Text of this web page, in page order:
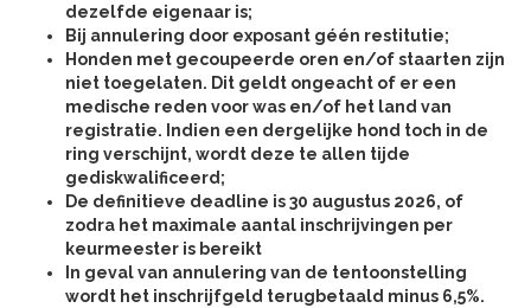
dezelfde eigenaar is;
Bij annulering door exposant géén restitutie;
Honden met gecoupeerde oren en/of staarten zijn
niet toegelaten. Dit geldt ongeacht of er een
medische reden voor was en/of het land van
registratie. Indien een dergelijke hond toch in de
ring verschijnt, wordt deze te allen tijde
gediskwalificeerd;
De definitieve deadline is 30 augustus 2026, of
zodra het maximale aantal inschrijvingen per
keurmeester is bereikt
In geval van annulering van de tentoonstelling
wordt het inschrijfgeld terugbetaald minus 6,5%.